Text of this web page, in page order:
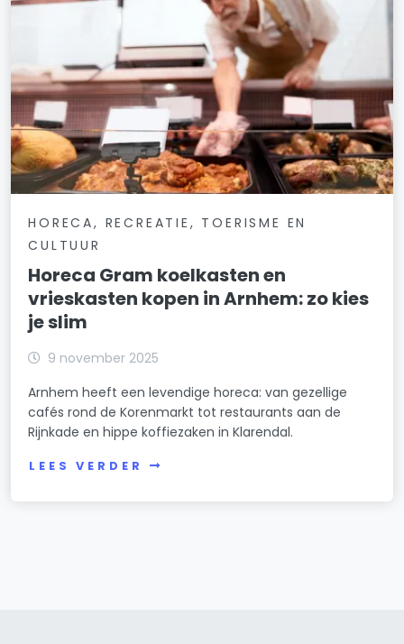
HORECA, RECREATIE, TOERISME EN
CULTUUR
Horeca Gram koelkasten en
vrieskasten kopen in Arnhem: zo kies
je slim
9 november 2025
Arnhem heeft een levendige horeca: van gezellige
cafés rond de Korenmarkt tot restaurants aan de
Rijnkade en hippe koffiezaken in Klarendal.
LEES VERDER